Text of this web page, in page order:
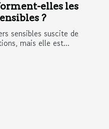
elles les
?
sensibles suscite de
mais elle est...